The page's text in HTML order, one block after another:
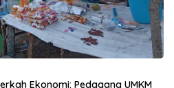
Ekonomi: Pedagang UMKM